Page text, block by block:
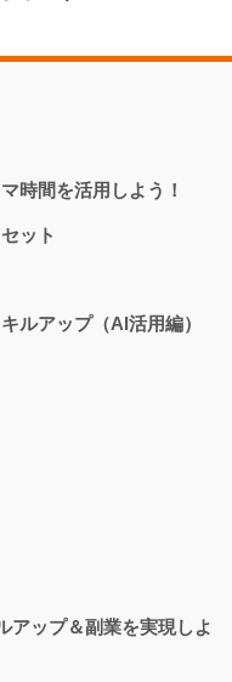
時間を活用しよう！
ット
ルアップ（AI活用編）
アップ＆副業を実現しよ